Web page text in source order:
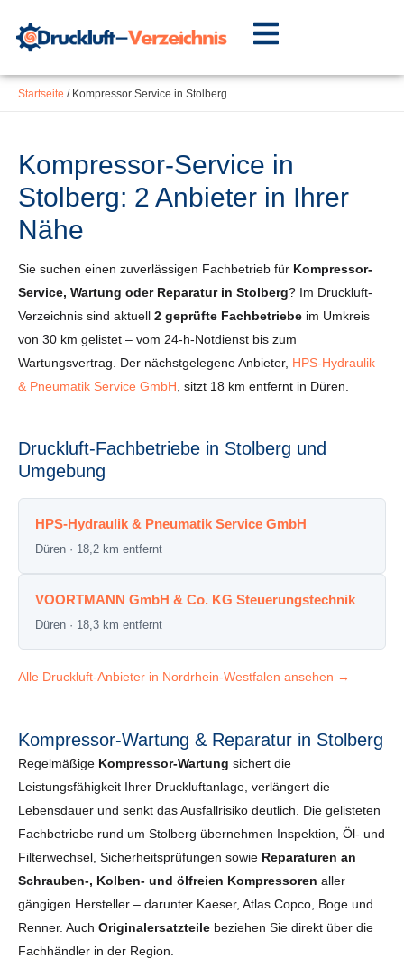
springen
Inhalt
Startseite / Kompressor Service in Stolberg
Kompressor-Service in
Stolberg: 2 Anbieter in Ihrer
Nähe
Sie suchen einen zuverlässigen Fachbetrieb für Kompressor-
Service, Wartung oder Reparatur in Stolberg? Im Druckluft-
Verzeichnis sind aktuell 2 geprüfte Fachbetriebe im Umkreis
von 30 km gelistet – vom 24-h-Notdienst bis zum
Wartungsvertrag. Der nächstgelegene Anbieter, HPS-Hydraulik
& Pneumatik Service GmbH , sitzt 18 km entfernt in Düren.
Druckluft-Fachbetriebe in Stolberg und
Umgebung
HPS-Hydraulik & Pneumatik Service GmbH
Düren · 18,2 km entfernt
VOORTMANN GmbH & Co. KG Steuerungstechnik
Düren · 18,3 km entfernt
Alle Druckluft-Anbieter in Nordrhein-Westfalen ansehen →
Kompressor-Wartung & Reparatur in Stolberg
Regelmäßige Kompressor-Wartung sichert die
Leistungsfähigkeit Ihrer Druckluftanlage, verlängert die
Lebensdauer und senkt das Ausfallrisiko deutlich. Die gelisteten
Fachbetriebe rund um Stolberg übernehmen Inspektion, Öl- und
Filterwechsel, Sicherheits­prüfungen sowie Reparaturen an
Schrauben-, Kolben- und ölfreien Kompressoren aller
gängigen Hersteller – darunter Kaeser, Atlas Copco, Boge und
Renner. Auch Originalersatzteile beziehen Sie direkt über die
Fachhändler in der Region.